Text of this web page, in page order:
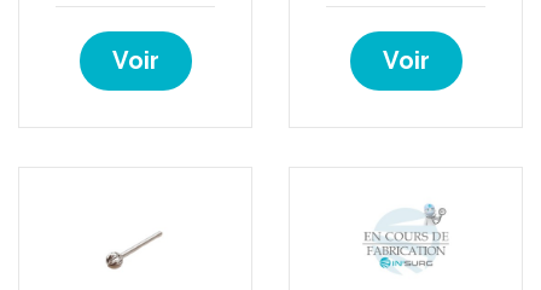
Voir Voir